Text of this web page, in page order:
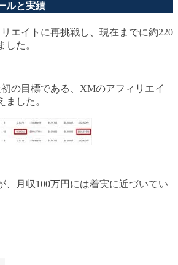
ルと実績
エイトに再挑戦し、現在までに約220
た。
の目標である、XMのアフィリエイ
ました。
、月収100万円には着実に近づいてい